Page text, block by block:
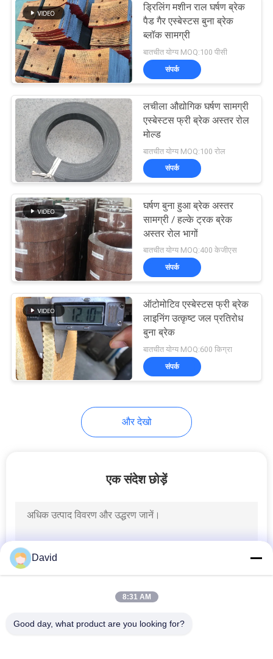
ड्रिलिंग मशीन राल घर्षण ब्रेक
पैड गैर एस्बेस्टस बुना ब्रेक
ब्लॉक सामग्री
बातचीत योग्य MOQ:100 पीसी
संपर्क
लचीला औद्योगिक घर्षण सामग्री
एस्बेस्टस फ्री ब्रेक अस्तर रोल
मोल्ड
बातचीत योग्य MOQ:100 रोल
संपर्क
घर्षण बुना हुआ ब्रेक अस्तर
सामग्री / हल्के ट्रक ब्रेक
अस्तर रोल भागों
बातचीत योग्य MOQ:400 केजीएस
संपर्क
ऑटोमोटिव एस्बेस्टस फ्री ब्रेक
लाइनिंग उत्कृष्ट जल प्रतिरोध
बुना ब्रेक
बातचीत योग्य MOQ:600 किग्रा
संपर्क
और देखो
एक संदेश छोड़ें
David
8:31 AM
Good day, what product are you looking for?